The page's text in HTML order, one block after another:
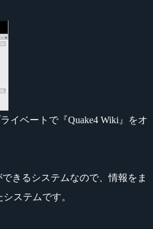
イベートで『Quake4 Wiki』をオ
きるシステムなので、情報をま
ステムです。